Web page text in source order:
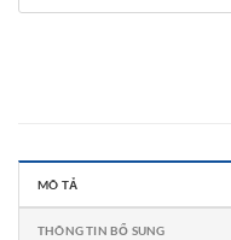
MÔ TẢ
THÔNG TIN BỔ SUNG